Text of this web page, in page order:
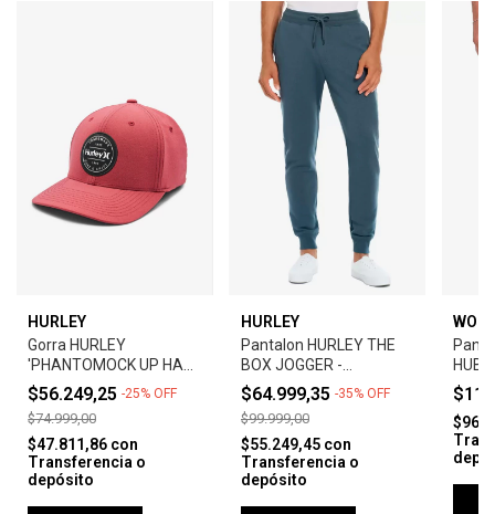
HURLEY
Gorra HURLEY
'PHANTOMOCK UP HAT'
- UNIVERSTY RED
$56.249,25 -25% OFF
$74.999,00
$47.811,86 con
Transferencia o
depósito
HURLEY
Pantalon HURLEY THE
BOX JOGGER -
PETROLEO
$64.999,35 -35% OFF
$99.999,00
$55.249,45 con
Transferencia o
depósito